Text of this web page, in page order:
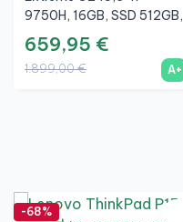
9750H, 16GB, SSD 512GB,
FHD, NVIDIA GTX 1650
4GB, A+
659,95 €
1.899,00 € A+
-68%